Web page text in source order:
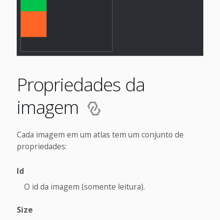
Propriedades da
imagem
Cada imagem em um atlas tem um conjunto de
propriedades:
Id
O id da imagem (somente leitura).
Size